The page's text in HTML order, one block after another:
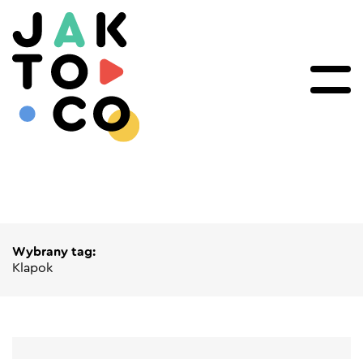
Wybrany tag:
Klapok